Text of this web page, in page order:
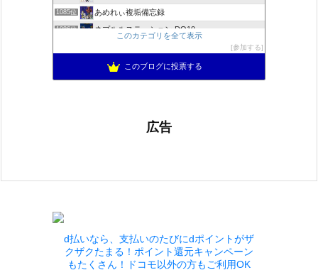
1085位 あめれぃ複垢備忘録
1086位 ネプルルステーション DQ10
アリアドネからのお便り『Aria de nouvelles』
ぽんこつゲーマーのひみつきち
このカテゴリを全て表示
参加する
このブログに投票する
広告
d払いなら、支払いのたびにdポイントがザ
クザクたまる！ポイント還元キャンペーン
もたくさん！ドコモ以外の方もご利用OK